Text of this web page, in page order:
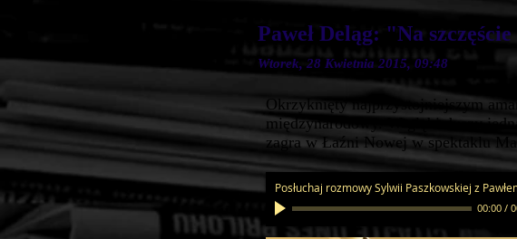
Paweł Deląg: "Na
Wtorek, 28 Kwietnia 2015, 09:48
Okrzyknięty najprzystojniejszym
międzynarodowy. W głębi duszy
zagra w Łaźni Nowej w spektaklu
Posłuchaj rozmowy Sylwii Paszkowskiej z
00:00 /